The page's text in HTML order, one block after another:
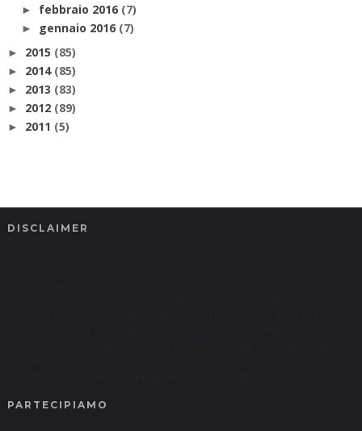
► febbraio 2016 (7)
► gennaio 2016 (7)
► 2015 (85)
► 2014 (85)
► 2013 (83)
► 2012 (89)
► 2011 (5)
DISCLAIMER
PARTECIPIAMO